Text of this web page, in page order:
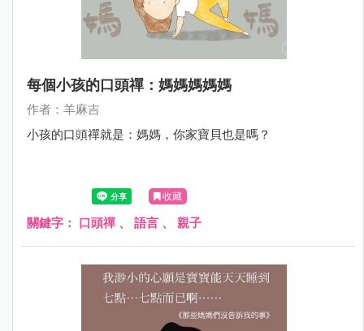
每個小孩的口頭禪：媽媽媽媽媽
作者：羊麻吉
小孩的口頭禪就是：媽媽，你家寶貝也是嗎？
收藏
關鍵字： 口頭禪 、 語言 、 親子